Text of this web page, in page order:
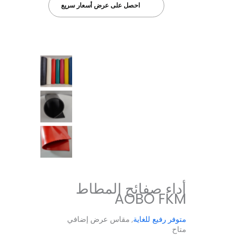
احصل على عرض أسعار سريع
أداء صفائح المطاط
AOBO FKM
متوفر رفيع للغاية, مقاس عرض إضافي
متاح